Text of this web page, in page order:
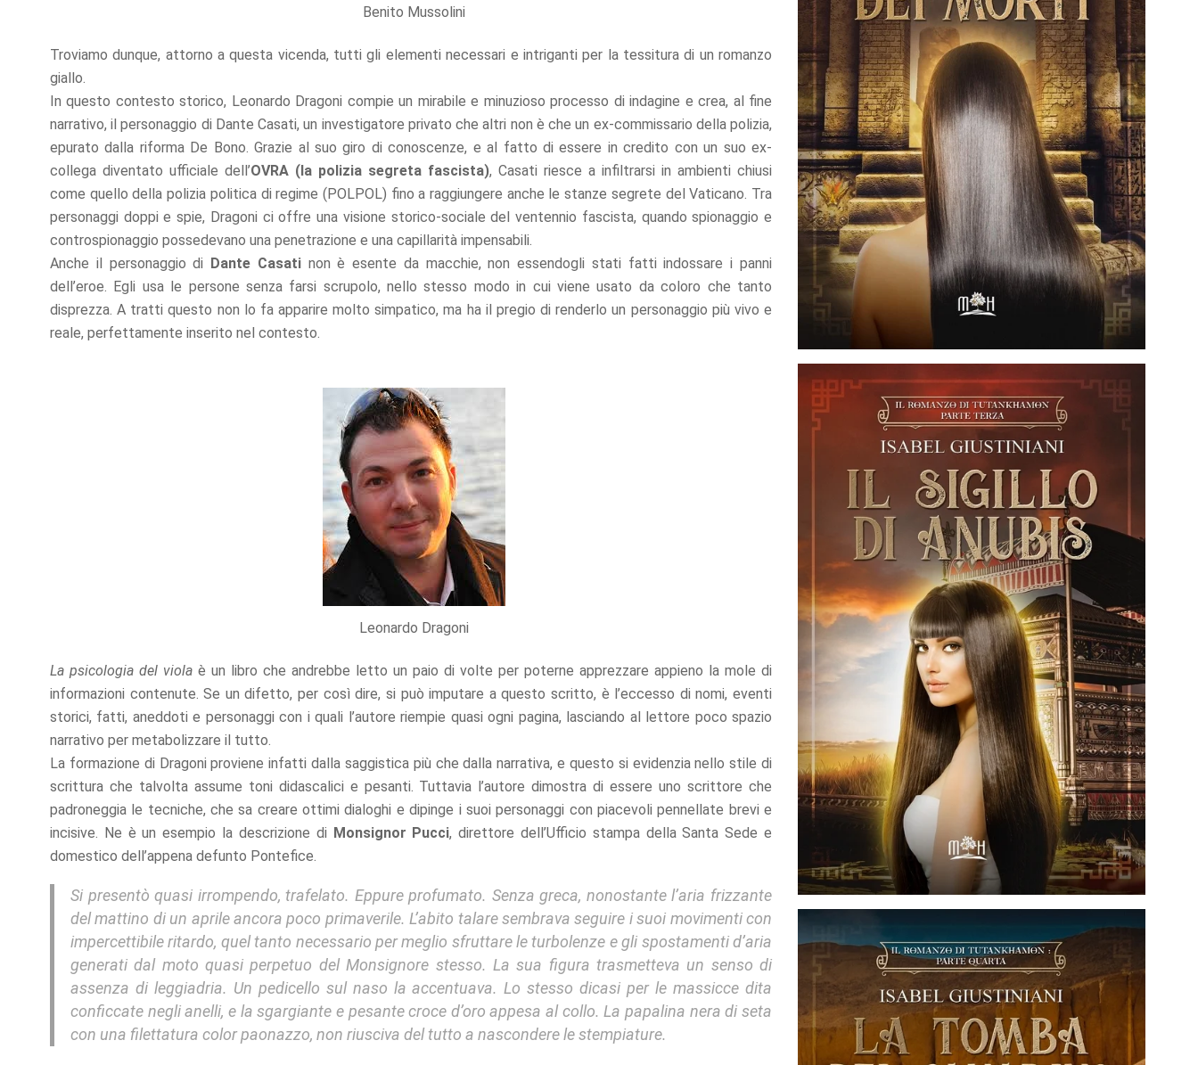
Benito Mussolini
Troviamo dunque, attorno a questa vicenda, tutti gli elementi necessari e intriganti per la tessitura di un romanzo
giallo.
In questo contesto storico, Leonardo Dragoni compie un mirabile e minuzioso processo di indagine e crea, al fine
narrativo, il personaggio di Dante Casati, un investigatore privato che altri non è che un ex-commissario della polizia,
epurato dalla riforma De Bono. Grazie al suo giro di conoscenze, e al fatto di essere in credito con un suo ex-
collega diventato ufficiale dell’OVRA (la polizia segreta fascista), Casati riesce a infiltrarsi in ambienti chiusi
come quello della polizia politica di regime (POLPOL) fino a raggiungere anche le stanze segrete del Vaticano. Tra
personaggi doppi e spie, Dragoni ci offre una visione storico-sociale del ventennio fascista, quando spionaggio e
controspionaggio possedevano una penetrazione e una capillarità impensabili.
Anche il personaggio di Dante Casatinon è esente da macchie, non essendogli stati fatti indossare i panni
dell’eroe. Egli usa le persone senza farsi scrupolo, nello stesso modo in cui viene usato da coloro che tanto
disprezza. A tratti questo non lo fa apparire molto simpatico, ma ha il pregio di renderlo un personaggio più vivo e
reale, perfettamente inserito nel contesto.
Leonardo Dragoni
La psicologia del viola è un libro che andrebbe letto un paio di volte per poterne apprezzare appieno la mole di
informazioni contenute. Se un difetto, per così dire, si può imputare a questo scritto, è l’eccesso di nomi, eventi
storici, fatti, aneddoti e personaggi con i quali l’autore riempie quasi ogni pagina, lasciando al lettore poco spazio
narrativo per metabolizzare il tutto.
La formazione di Dragoni proviene infatti dalla saggistica più che dalla narrativa, e questo si evidenzia nello stile di
scrittura che talvolta assume toni didascalici e pesanti. Tuttavia l’autore dimostra di essere uno scrittore che
padroneggia le tecniche, che sa creare ottimi dialoghi e dipinge i suoi personaggi con piacevoli pennellate brevi e
incisive. Ne è un esempio la descrizione di Monsignor Pucci, direttore dell’Ufficio stampa della Santa Sede e
domestico dell’appena defunto Pontefice.
Si presentò quasi irrompendo, trafelato. Eppure profumato. Senza greca, nonostante l’aria frizzante
del mattino di un aprile ancora poco primaverile. L’abito talare sembrava seguire i suoi movimenti con
impercettibile ritardo, quel tanto necessario per meglio sfruttare le turbolenze e gli spostamenti d’aria
generati dal moto quasi perpetuo del Monsignore stesso. La sua figura trasmetteva un senso di
assenza di leggiadria. Un pedicello sul naso la accentuava. Lo stesso dicasi per le massicce dita
conficcate negli anelli, e la sgargiante e pesante croce d’oro appesa al collo. La papalina nera di seta
con una filettatura color paonazzo, non riusciva del tutto a nascondere le stempiature.